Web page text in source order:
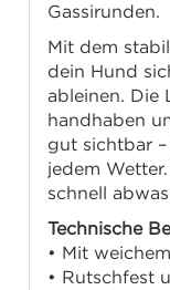
Gassirunden.
Mit dem
dein Hund
ableinen. Die
handhaben
gut sichtbar
jedem
schnell
Technische
• Mit
• Rutschfest